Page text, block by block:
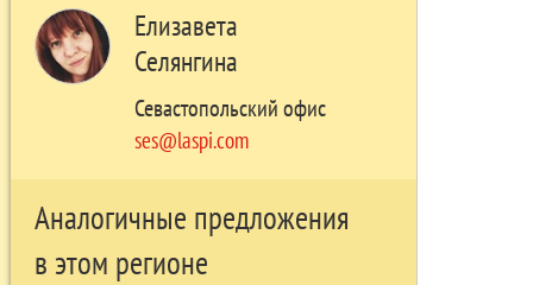
Елизавета
Селянгина
Севастопольский офис
ses@laspi.com
Аналогичные предложения
в этом регионе